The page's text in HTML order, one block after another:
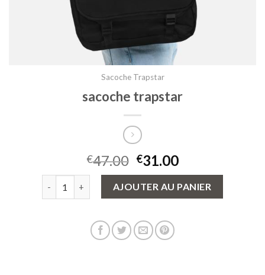
Sacoche Trapstar
sacoche trapstar
€47.00 €31.00
quantité de sacoche trapstarAJOUTER AU PANIER